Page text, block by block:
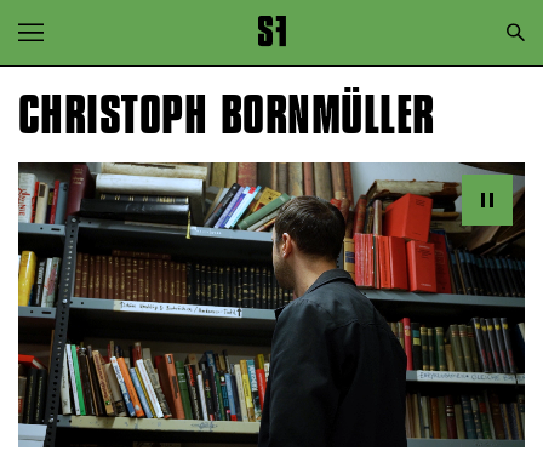
Zur Hauptnavigation springen
Zum Hauptinhalt springen
CHRISTOPH BORNMÜLLER